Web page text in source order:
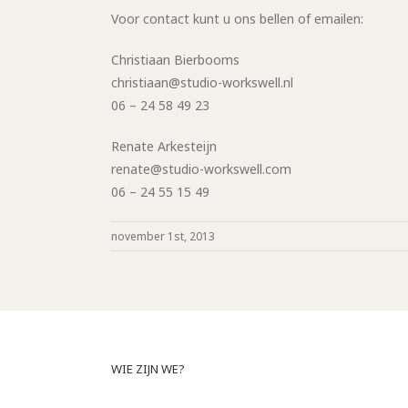
Voor contact kunt u ons bellen of emailen:
Christiaan Bierbooms
christiaan@studio-workswell.nl
06 – 24 58 49 23
Renate Arkesteijn
renate@studio-workswell.com
06 – 24 55 15 49
november 1st, 2013
WIE ZIJN WE?